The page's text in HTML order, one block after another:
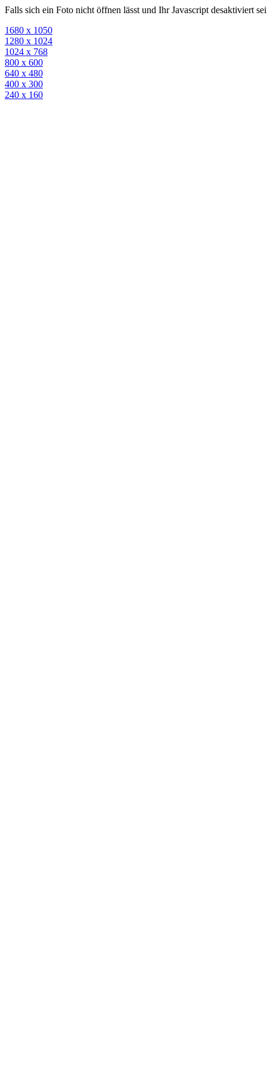
Falls sich ein Foto nicht öffnen lässt und Ihr Javascript desaktiviert
1680 x 1050
1280 x 1024
1024 x 768
800 x 600
640 x 480
400 x 300
240 x 160